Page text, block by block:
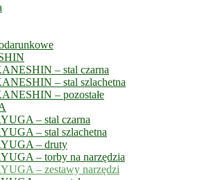
– stal czarna
– stal szlachetna
– pozostałe
– stal czarna
– stal szlachetna
– druty
– torby na narzędzia
– zestawy narzędzi